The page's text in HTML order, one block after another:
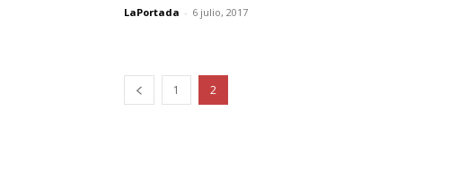
LaPortada - 6 julio, 2017
1 2